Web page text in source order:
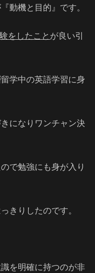
動機と目的』です。
をしたことが良い引
学中の英語学習に身
になりワンチャン決
で勉強にも身が入り
きりしたのです。
を明確に持つのが非